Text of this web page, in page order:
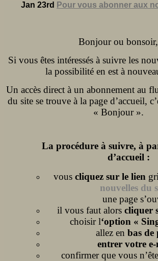
Jan 23rd Pour vous abonner aux
Bonjour ou bonsoir,
Si vous êtes intéressés à suivre les
la possibilité en est à
Un accès direct à un abonnement au
du site se trouve à la page d’accueil,
« Bonjour ».
La procédure à suivre, à
d’accueil :
vous cliquez sur le lien
nouvelles du
une page
il vous faut alorscliquer
choisir l‘option «
allez en bas de
entrer votre
confirmer que vous